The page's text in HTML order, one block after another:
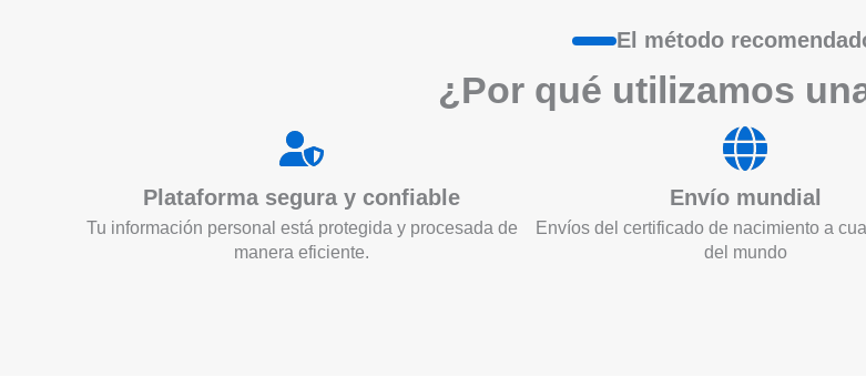
El método
¿Por qué utilizamos
Plataforma segura y confiable
Tu información personal está protegida y procesada de
manera eficiente.
Envío mundial
Envíos del certificado de nacimiento a
del mundo